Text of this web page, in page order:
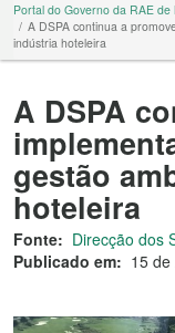
Portal do Governo da RAE de
A DSPA continua a
indústria hoteleira
A DSPA
gestão
hoteleira
Fonte: Direcção dos
Publicado em: 15